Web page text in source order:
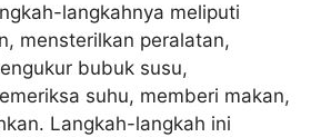
langkahnya meliputi
mensterilkan peralatan,
bubuk susu,
suhu, memberi makan,
Langkah-langkah ini